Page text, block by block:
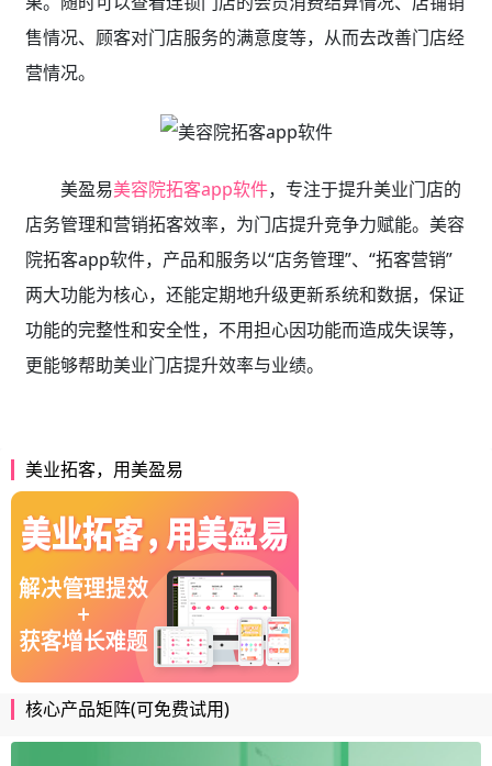
售情况、顾客对门店服务的满意度等，从而去改善门店经
营情况。
美盈易美容院拓客app软件，专注于提升美业门店的
店务管理和营销拓客效率，为门店提升竞争力赋能。美容
院拓客app软件，产品和服务以“店务管理”、“拓客营销”
两大功能为核心，还能定期地升级更新系统和数据，保证
功能的完整性和安全性，不用担心因功能而造成失误等，
更能够帮助美业门店提升效率与业绩。
美业拓客，用美盈易
核心产品矩阵(可免费试用)